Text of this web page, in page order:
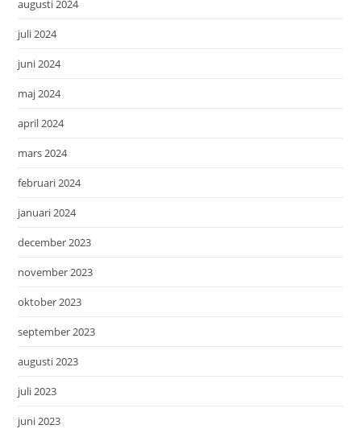
augusti 2024
juli 2024
juni 2024
maj 2024
april 2024
mars 2024
februari 2024
januari 2024
december 2023
november 2023
oktober 2023
september 2023
augusti 2023
juli 2023
juni 2023